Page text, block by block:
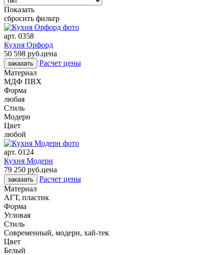
Показать
сбросить фильтр
арт. 0358
Кухня Орфорд
50 598 руб.цена
заказать
Расчет цены
Материал
МДФ ПВХ
Форма
любая
Стиль
Модерн
Цвет
любой
арт. 0124
Кухня Модерн
79 250 руб.цена
заказать
Расчет цены
Материал
АГТ, пластик
Форма
Угловая
Стиль
Современный, модерн, хай-тек
Цвет
Белый